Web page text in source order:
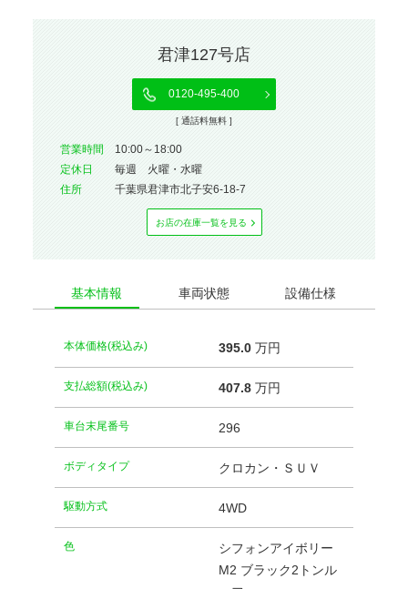
君津127号店
0120-495-400
[ 通話料無料 ]
営業時間
10:00～18:00
定休⽇
毎週 火曜・水曜
住所
千葉県君津市北子安6-18-7
お店の在庫⼀覧を⾒る
基本情報 車両状態 設備仕様
本体価格(税込み) 395.0万円
支払総額(税込み) 407.8万円
車台末尾番号 296
ボディタイプ クロカン・ＳＵＶ
駆動方式 4WD
⾊
シフォンアイボリー
M2 ブラック2トンル